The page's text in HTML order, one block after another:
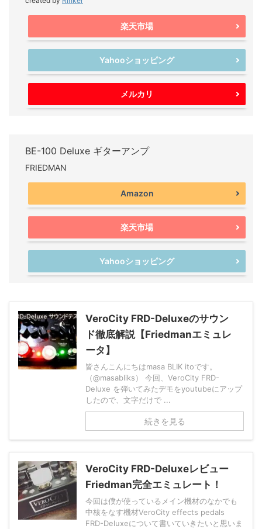
楽天市場
Yahooショッピング
メルカリ
BE-100 Deluxe ギターアンプ
FRIEDMAN
Amazon
楽天市場
Yahooショッピング
VeroCity FRD-Deluxeのサウン
ド徹底解説【Friedmanエミュレ
ータ】
皆さんこんにちはmasa BLIK itoです。
（@masabliks） 今回、VeroCity FRD-
Deluxe を弾いてみたデモをyoutubeにアップ
したので、文字だけで ...
続きを見る
VeroCity FRD-Deluxeレビュー
Friedman完全エミュレート！
今回は僕が使っているメイン機材のなかでも
中核をなす機材VeroCity effects pedals
FRD-Deluxeについて書いていきたいと思いま